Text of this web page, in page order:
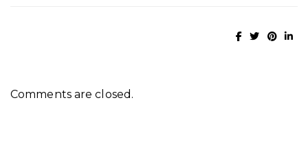
Comments are closed.